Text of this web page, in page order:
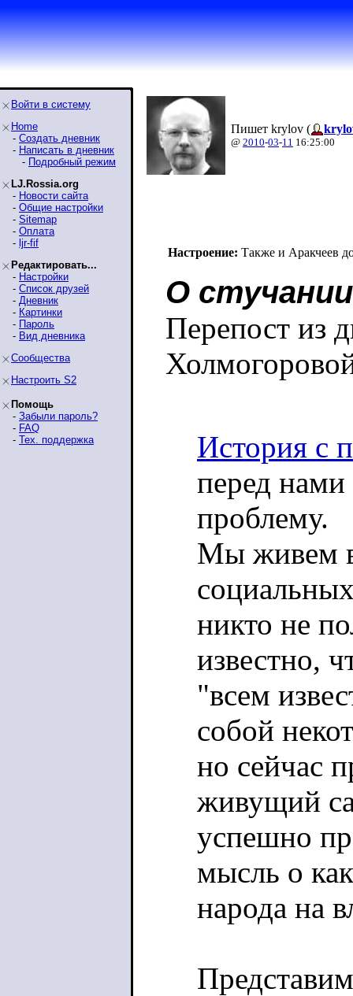
Войти в систему
Home
- Создать дневник
- Написать в дневник
- Подробный режим
LJ.Rossia.org
- Новости сайта
- Общие настройки
- Sitemap
- Оплата
- ljr-fif
Редактировать...
- Настройки
- Список друзей
- Дневник
- Картинки
- Пароль
- Вид дневника
Сообщества
Настроить S2
Помощь
- Забыли пароль?
- FAQ
- Тех. поддержка
Пишет krylov (
@ 2010-03-11 16:25:00
Настроение: Также и Аракчеев
О
Перепост из
История с
перед
проблему.
Мы живем
никто не
известно,
"всем
собой
но сейчас
живущий
успешно
мысль о
народа на